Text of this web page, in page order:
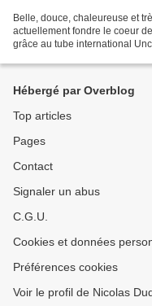
Belle, douce, chaleureuse et
actuellement fondre le coeur
grâce au tube international
Hébergé par Overblog
Top articles
Pages
Contact
Signaler un abus
C.G.U.
Cookies et données
Préférences cookies
Voir le profil de Nicolas